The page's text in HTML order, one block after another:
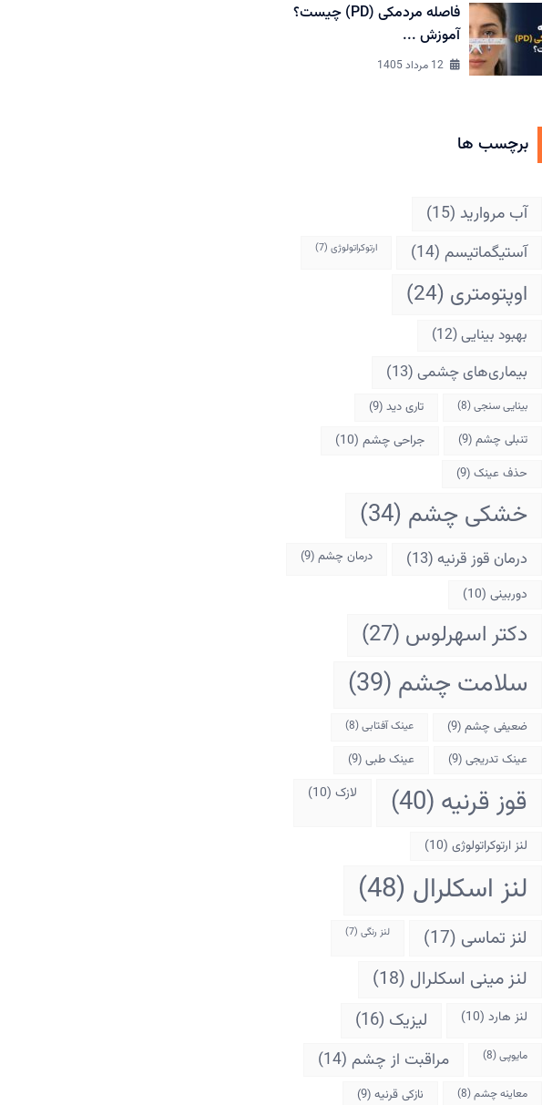
فاصله مردمکی (PD) چیست؟
آموزش ...
برچسب ها
آب مروارید (15)
آستیگماتیسم (14) ارتوکراتولوژی (7)
اوپتومتری (24)
بهبود بینایی(12)
بیماری‌های چشمی(13)
بینایی سنجی(8) تاری دید (9)
تنبلی چشم (9) جراحی چشم (10)
حذف عینک (9)
خشکی چشم (34)
درمان قوز قرنیه(13) درمان چشم (9)
دوربینی (10)
دکتر اسهرلوس (27)
سلامت چشم (39)
ضعیفی چشم (9) عینک آفتابی(8)
عینک تدریجی (9) عینک طبی (9)
قوز قرنیه (40) لازک (10)
لنز ارتوکراتولوژی (10)
لنز اسکلرال (48)
لنز تماسی (17) لنز رنگی (7)
لنز مینی اسکلرال (18)
لنز هارد (10) لیزیک (16)
مایوپی(8) مراقبت از چشم (14)
معاینه چشم(8) نازکی قرنیه (9)